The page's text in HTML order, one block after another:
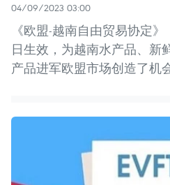
04/09/2023 03:00
《欧盟-越南自由贸易协定》
日生效，为越南水产品、新
产品进军欧盟市场创造了机会